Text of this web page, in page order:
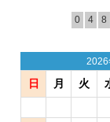
0 4 8
2026
日
月 火